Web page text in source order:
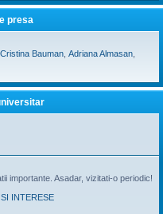
presa
Cristina Bauman Adriana Almasan
importante. Asadar, vizitati-o periodic!
INTERESE